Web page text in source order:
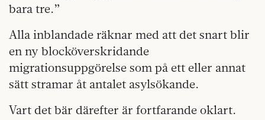
bara tre.”
Alla inblandade räknar med att det snart blir
en ny blocköverskridande
migrationsuppgörelse som på ett eller annat
sätt stramar åt antalet asylsökande.
Vart det bär därefter är fortfarande oklart.